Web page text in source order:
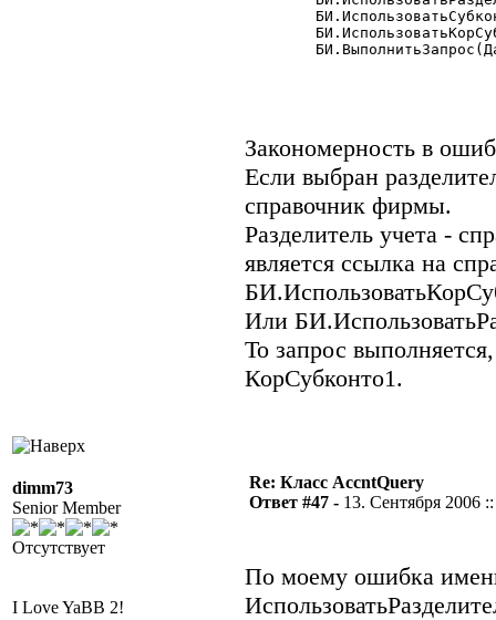
Закономерность в
Если выбран
справочник фирмы.
Разделитель учета -
является ссылка на
Или
То запрос
КорСубконто1.
dimm73
Senior Member
Отсутствует
I Love YaBB 2!
Re: Класс AccntQuery
Ответ #47 - 13. Сентября 2006
По моему ошибка